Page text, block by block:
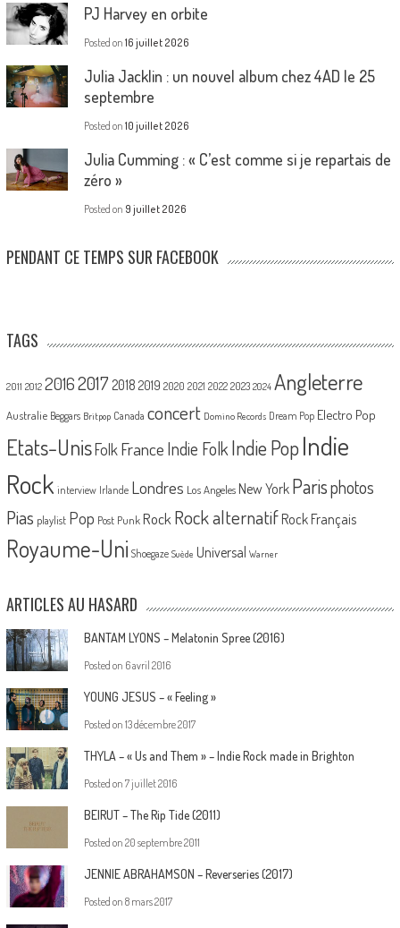
PJ Harvey en orbite
Posted on 16 juillet 2026
Julia Jacklin : un nouvel album chez 4AD le 25
septembre
Posted on 10 juillet 2026
Julia Cumming : « C’est comme si je repartais de
zéro »
Posted on 9 juillet 2026
PENDANT CE TEMPS SUR FACEBOOK
TAGS
2011 2012 20162017 2018 2019 2020 2021 2022 2023 2024 Angleterre
Australie Beggars Britpop Canada concert Domino Records Dream Pop Electro Pop
Etats-UnisFolk France Indie FolkIndie PopIndie
Rock interview Irlande Londres Los Angeles New York Parisphotos
Pias playlist Pop Post Punk Rock Rock alternatif Rock Français
Royaume-Uni Shoegaze Suède Universal Warner
ARTICLES AU HASARD
BANTAM LYONS – Melatonin Spree (2016)
Posted on 6 avril 2016
YOUNG JESUS – « Feeling »
Posted on 13 décembre 2017
THYLA – « Us and Them » – Indie Rock made in Brighton
Posted on 7 juillet 2016
BEIRUT – The Rip Tide (2011)
Posted on 20 septembre 2011
JENNIE ABRAHAMSON – Reverseries (2017)
Posted on 8 mars 2017